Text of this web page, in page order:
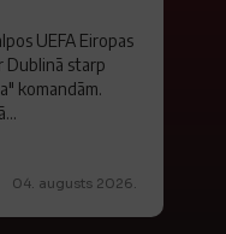
UEFA Eiropas
Dublinā starp
komandām.
04. augusts 2026.